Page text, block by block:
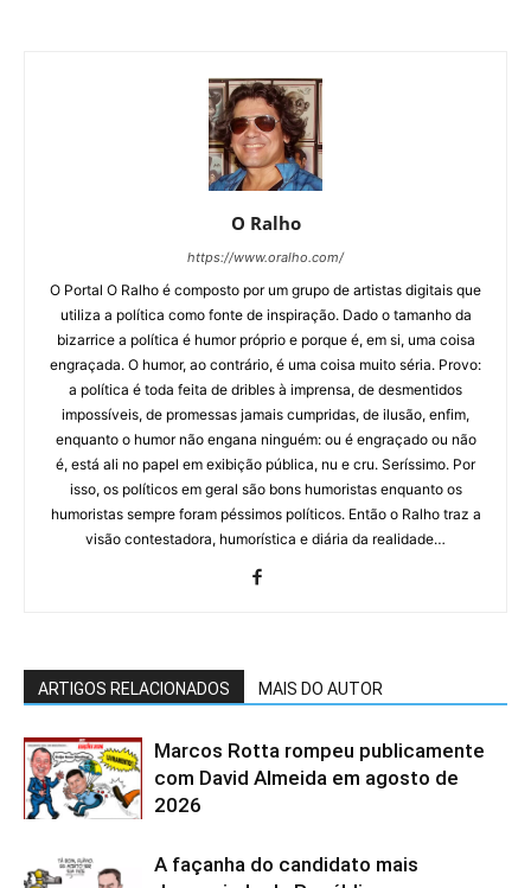
O Ralho
https://www.oralho.com/
O Portal O Ralho é composto por um grupo de artistas digitais que
utiliza a política como fonte de inspiração. Dado o tamanho da
bizarrice a política é humor próprio e porque é, em si, uma coisa
engraçada. O humor, ao contrário, é uma coisa muito séria. Provo:
a política é toda feita de dribles à imprensa, de desmentidos
impossíveis, de promessas jamais cumpridas, de ilusão, enfim,
enquanto o humor não engana ninguém: ou é engraçado ou não
é, está ali no papel em exibição pública, nu e cru. Seríssimo. Por
isso, os políticos em geral são bons humoristas enquanto os
humoristas sempre foram péssimos políticos. Então o Ralho traz a
visão contestadora, humorística e diária da realidade…
ARTIGOS RELACIONADOS MAIS DO AUTOR
Marcos Rotta rompeu publicamente
com David Almeida em agosto de
2026
A façanha do candidato mais